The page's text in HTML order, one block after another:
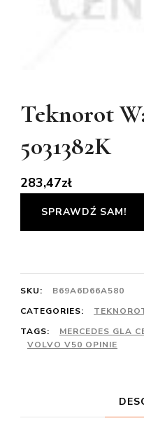
Teknorot
5031382K
283,47zł
SPRAWDŹ SAM!
SKU:
B69A6D66A580
CATEGORIES:
TAGS:
MERCEDES GLA
VOLVO V50 OPINIE